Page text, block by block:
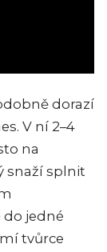
dorazí
V ní 2–4
na
snaží splnit
jedné
tvůrce